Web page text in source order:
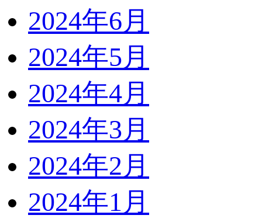
2024年6月
2024年5月
2024年4月
2024年3月
2024年2月
2024年1月